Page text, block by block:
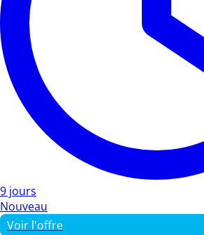
9 jours
Nouveau
Voir l'offre